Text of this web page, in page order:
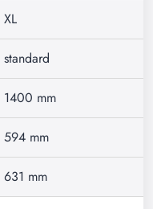
XL
standard
1400 mm
594 mm
631 mm